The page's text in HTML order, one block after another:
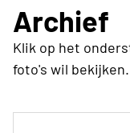
Archief
Klik op het
foto's wil bekijken.